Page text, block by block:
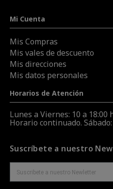
Mi Cuenta
Mis Compras
Mis vales de descuento
Mis direcciones
Mis datos personales
Horarios de Atención
Lunes a Viernes: 10 a 18:00
Horario continuado.
Suscríbete a nuestro